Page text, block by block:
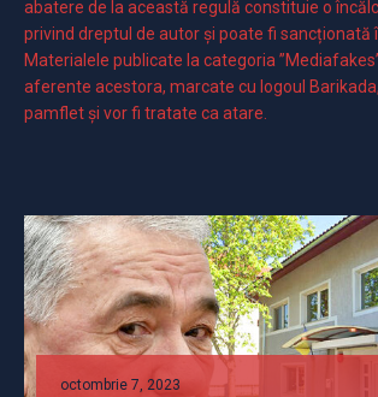
abatere de la această regulă constituie o
privind dreptul de autor și poate fi sancționată
Materialele publicate la categoria
aferente acestora, marcate cu logoul
pamflet și vor fi tratate ca atare.
octombrie 7, 2023